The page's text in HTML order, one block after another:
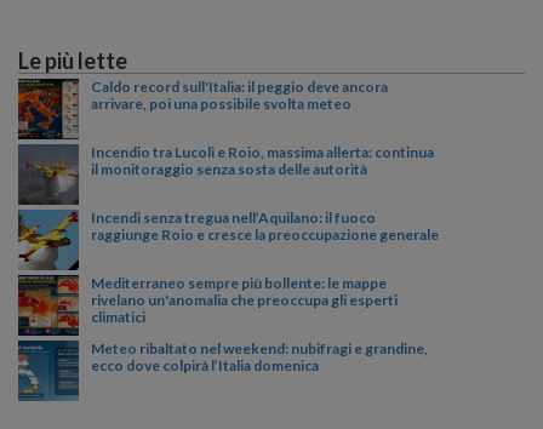
Le più lette
Caldo record sull'Italia: il peggio deve ancora
arrivare, poi una possibile svolta meteo
Incendio tra Lucoli e Roio, massima allerta: continua
il monitoraggio senza sosta delle autorità
Incendi senza tregua nell’Aquilano: il fuoco
raggiunge Roio e cresce la preoccupazione generale
Mediterraneo sempre più bollente: le mappe
rivelano un'anomalia che preoccupa gli esperti
climatici
Meteo ribaltato nel weekend: nubifragi e grandine,
ecco dove colpirà l’Italia domenica